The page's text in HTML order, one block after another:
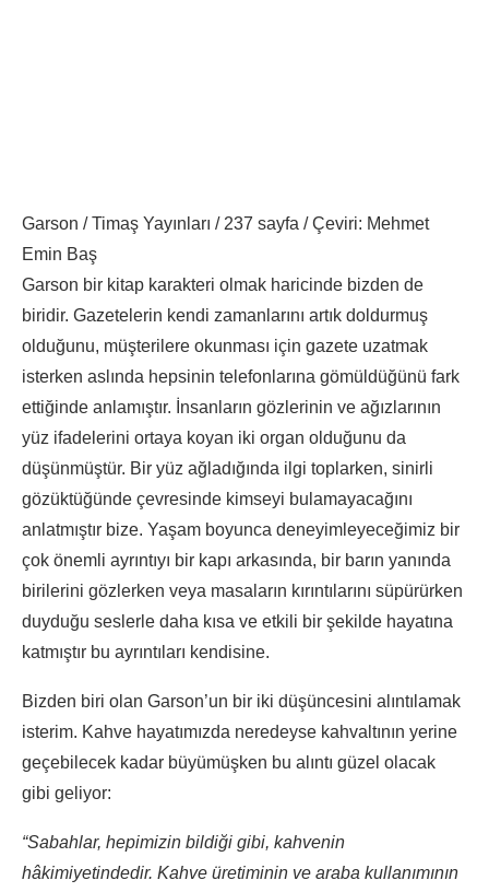
Garson / Timaş Yayınları / 237 sayfa / Çeviri: Mehmet
Emin Baş
Garson bir kitap karakteri olmak haricinde bizden de
biridir. Gazetelerin kendi zamanlarını artık doldurmuş
olduğunu, müşterilere okunması için gazete uzatmak
isterken aslında hepsinin telefonlarına gömüldüğünü fark
ettiğinde anlamıştır. İnsanların gözlerinin ve ağızlarının
yüz ifadelerini ortaya koyan iki organ olduğunu da
düşünmüştür. Bir yüz ağladığında ilgi toplarken, sinirli
gözüktüğünde çevresinde kimseyi bulamayacağını
anlatmıştır bize. Yaşam boyunca deneyimleyeceğimiz bir
çok önemli ayrıntıyı bir kapı arkasında, bir barın yanında
birilerini gözlerken veya masaların kırıntılarını süpürürken
duyduğu seslerle daha kısa ve etkili bir şekilde hayatına
katmıştır bu ayrıntıları kendisine.
Bizden biri olan Garson’un bir iki düşüncesini alıntılamak
isterim. Kahve hayatımızda neredeyse kahvaltının yerine
geçebilecek kadar büyümüşken bu alıntı güzel olacak
gibi geliyor:
“Sabahlar, hepimizin bildiği gibi, kahvenin
hâkimiyetindedir. Kahve üretiminin ve araba kullanımının